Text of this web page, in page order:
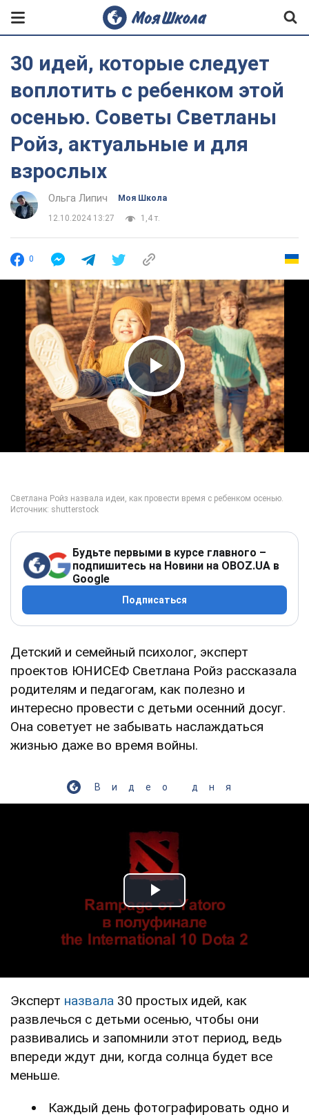
30 идей, которые следует
воплотить с ребенком этой
осенью. Советы Светланы
Ройз, актуальные и для
взрослых
Ольга Липич Моя Школа
12.10.2024 13:27 1,4 т.
0
Play Video
Будьте первыми в курсе главного –
подпишитесь на Новини на OBOZ.UA в
Google
Подписаться
Детский и семейный психолог, эксперт
проектов ЮНИСЕФ Светлана Ройз рассказала
родителям и педагогам, как полезно и
интересно провести с детьми осенний досуг.
Она советует не забывать наслаждаться
жизнью даже во время войны.
Видео дня
Play Video
Эксперт назвала 30 простых идей, как
развлечься с детьми осенью, чтобы они
развивались и запомнили этот период, ведь
впереди ждут дни, когда солнца будет все
меньше.
Каждый день фотографировать одно и